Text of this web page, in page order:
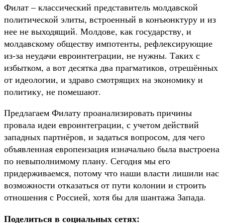
Филат – классический представитель молдавской
политической элиты, встроенный в конъюнктуру и из
нее не выходящий. Молдове, как государству, и
молдавскому обществу импотенты, рефлексирующие
из-за неудачи евроинтеграции, не нужны. Таких с
избытком, а вот десятка два прагматиков, отрешённых
от идеологии, и здраво смотрящих на экономику и
политику, не помешают.
Предлагаем Филату проанализировать причины
провала идеи евроинтеграции, с учетом действий
западных партнёров, и задаться вопросом, для чего
объявленная европеизация изначально была выстроена
по невыполнимому плану. Сегодня мы его
придерживаемся, потому что наши власти лишили нас
возможности отказаться от пути колонии и строить
отношения с Россией, хотя бы для шантажа Запада.
Поделиться в социальных сетях: